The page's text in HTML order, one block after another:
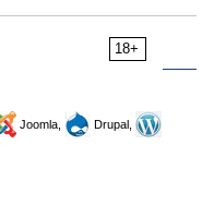
18+
Joomla,
Drupal,